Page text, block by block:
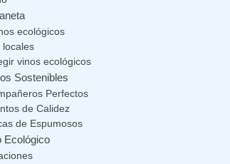
ecológicos
locales
vinos ecológicos
Sostenibles
Perfectos
de Calidez
de Espumosos
Ecológico